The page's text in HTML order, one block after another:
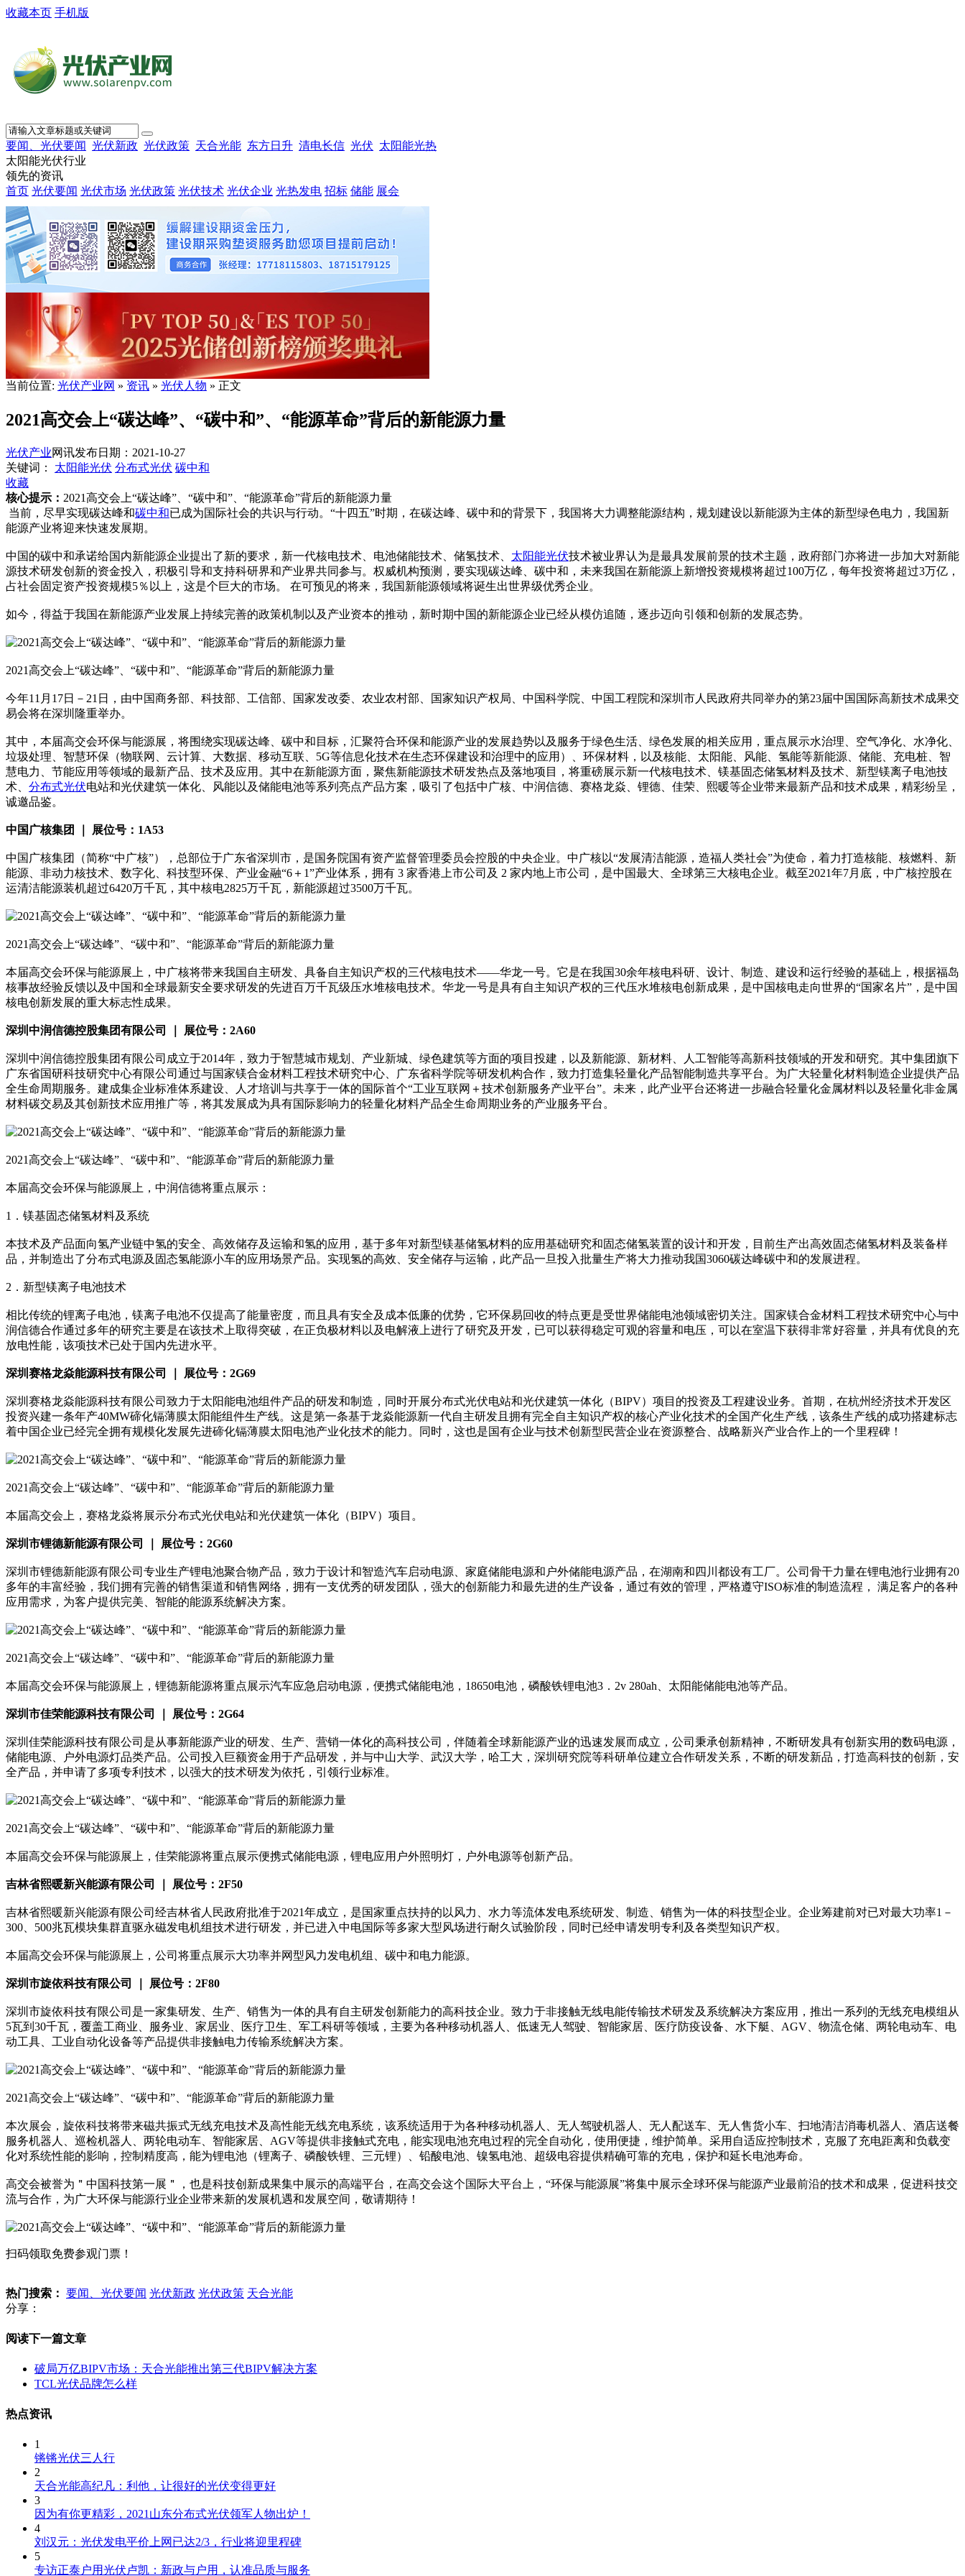
收藏本页 手机版
要闻、光伏要闻 光伏新政 光伏政策 天合光能 东方日升 清电长信 光伏 太阳能光热
太阳能光伏行业
领先的资讯
首页 光伏要闻 光伏市场 光伏政策 光伏技术 光伏企业 光热发电 招标 储能 展会
当前位置: 光伏产业网 » 资讯 » 光伏人物 » 正文
2021高交会上“碳达峰”、“碳中和”、“能源革命”背后的新能源力量
光伏产业网讯发布日期：2021-10-27
关键词： 太阳能光伏 分布式光伏 碳中和
收藏
核心提示： 2021高交会上“碳达峰”、“碳中和”、“能源革命”背后的新能源力量
当前，尽早实现碳达峰和碳中和已成为国际社会的共识与行动。“十四五”时期，在碳达峰、碳中和的背景下，我国将大力调整能源结构，规划建设以新能源为主体的新型绿色电力，我国新
能源产业将迎来快速发展期。
中国的碳中和承诺给国内新能源企业提出了新的要求，新一代核电技术、电池储能技术、储氢技术、 太阳能光伏技术被业界认为是最具发展前景的技术主题，政府部门亦将进一步加大对新能
源技术研发创新的资金投入，积极引导和支持科研界和产业界共同参与。权威机构预测，要实现碳达峰、碳中和，未来我国在新能源上新增投资规模将超过100万亿，每年投资将超过3万亿，
占社会固定资产投资规模5％以上，这是个巨大的市场。 在可预见的将来，我国新能源领域将诞生出世界级优秀企业。
如今，得益于我国在新能源产业发展上持续完善的政策机制以及产业资本的推动，新时期中国的新能源企业已经从模仿追随，逐步迈向引领和创新的发展态势。
2021高交会上“碳达峰”、“碳中和”、“能源革命”背后的新能源力量
今年11月17日－21日，由中国商务部、科技部、工信部、国家发改委、农业农村部、国家知识产权局、中国科学院、中国工程院和深圳市人民政府共同举办的第23届中国国际高新技术成果交
易会将在深圳隆重举办。
其中，本届高交会环保与能源展，将围绕实现碳达峰、碳中和目标，汇聚符合环保和能源产业的发展趋势以及服务于绿色生活、绿色发展的相关应用，重点展示水治理、空气净化、水净化、
垃圾处理、智慧环保（物联网、云计算、大数据、移动互联、5G等信息化技术在生态环保建设和治理中的应用）、环保材料，以及核能、太阳能、风能、氢能等新能源、储能、充电桩、智
慧电力、节能应用等领域的最新产品、技术及应用。其中在新能源方面，聚焦新能源技术研发热点及落地项目，将重磅展示新一代核电技术、镁基固态储氢材料及技术、新型镁离子电池技
术、 分布式光伏电站和光伏建筑一体化、风能以及储能电池等系列亮点产品方案，吸引了包括中广核、中润信德、赛格龙焱、锂德、佳荣、熙暖等企业带来最新产品和技术成果，精彩纷呈，
诚邀品鉴。
中国广核集团 ｜ 展位号：1A53
中国广核集团（简称“中广核”），总部位于广东省深圳市，是国务院国有资产监督管理委员会控股的中央企业。中广核以“发展清洁能源，造福人类社会”为使命，着力打造核能、核燃料、新
能源、非动力核技术、数字化、科技型环保、产业金融“6＋1”产业体系，拥有 3 家香港上市公司及 2 家内地上市公司，是中国最大、全球第三大核电企业。截至2021年7月底，中广核控股在
运清洁能源装机超过6420万千瓦，其中核电2825万千瓦，新能源超过3500万千瓦。
2021高交会上“碳达峰”、“碳中和”、“能源革命”背后的新能源力量
本届高交会环保与能源展上，中广核将带来我国自主研发、具备自主知识产权的三代核电技术——华龙一号。它是在我国30余年核电科研、设计、制造、建设和运行经验的基础上，根据福岛
核事故经验反馈以及中国和全球最新安全要求研发的先进百万千瓦级压水堆核电技术。华龙一号是具有自主知识产权的三代压水堆核电创新成果，是中国核电走向世界的“国家名片”，是中国
核电创新发展的重大标志性成果。
深圳中润信德控股集团有限公司 ｜ 展位号：2A60
深圳中润信德控股集团有限公司成立于2014年，致力于智慧城市规划、产业新城、绿色建筑等方面的项目投建，以及新能源、新材料、人工智能等高新科技领域的开发和研究。其中集团旗下
广东省国研科技研究中心有限公司通过与国家镁合金材料工程技术研究中心、广东省科学院等研发机构合作，致力打造集轻量化产品智能制造共享平台。为广大轻量化材料制造企业提供产品
全生命周期服务。建成集企业标准体系建设、人才培训与共享于一体的国际首个“工业互联网＋技术创新服务产业平台”。未来，此产业平台还将进一步融合轻量化金属材料以及轻量化非金属
材料碳交易及其创新技术应用推广等，将其发展成为具有国际影响力的轻量化材料产品全生命周期业务的产业服务平台。
2021高交会上“碳达峰”、“碳中和”、“能源革命”背后的新能源力量
本届高交会环保与能源展上，中润信德将重点展示：
1．镁基固态储氢材料及系统
本技术及产品面向氢产业链中氢的安全、高效储存及运输和氢的应用，基于多年对新型镁基储氢材料的应用基础研究和固态储氢装置的设计和开发，目前生产出高效固态储氢材料及装备样
品，并制造出了分布式电源及固态氢能源小车的应用场景产品。实现氢的高效、安全储存与运输，此产品一旦投入批量生产将大力推动我国3060碳达峰碳中和的发展进程。
2．新型镁离子电池技术
相比传统的锂离子电池，镁离子电池不仅提高了能量密度，而且具有安全及成本低廉的优势，它环保易回收的特点更是受世界储能电池领域密切关注。国家镁合金材料工程技术研究中心与中
润信德合作通过多年的研究主要是在该技术上取得突破，在正负极材料以及电解液上进行了研究及开发，已可以获得稳定可观的容量和电压，可以在室温下获得非常好容量，并具有优良的充
放电性能，该项技术已处于国内先进水平。
深圳赛格龙焱能源科技有限公司 ｜ 展位号：2G69
深圳赛格龙焱能源科技有限公司致力于太阳能电池组件产品的研发和制造，同时开展分布式光伏电站和光伏建筑一体化（BIPV）项目的投资及工程建设业务。首期，在杭州经济技术开发区
投资兴建一条年产40MW碲化镉薄膜太阳能组件生产线。这是第一条基于龙焱能源新一代自主研发且拥有完全自主知识产权的核心产业化技术的全国产化生产线，该条生产线的成功搭建标志
着中国企业已经完全拥有规模化发展先进碲化镉薄膜太阳电池产业化技术的能力。同时，这也是国有企业与技术创新型民营企业在资源整合、战略新兴产业合作上的一个里程碑！
2021高交会上“碳达峰”、“碳中和”、“能源革命”背后的新能源力量
本届高交会上，赛格龙焱将展示分布式光伏电站和光伏建筑一体化（BIPV）项目。
深圳市锂德新能源有限公司 ｜ 展位号：2G60
深圳市锂德新能源有限公司专业生产锂电池聚合物产品，致力于设计和智造汽车启动电源、家庭储能电源和户外储能电源产品，在湖南和四川都设有工厂。公司骨干力量在锂电池行业拥有20
多年的丰富经验，我们拥有完善的销售渠道和销售网络，拥有一支优秀的研发团队，强大的创新能力和最先进的生产设备，通过有效的管理，严格遵守ISO标准的制造流程， 满足客户的各种
应用需求，为客户提供完美、智能的能源系统解决方案。
2021高交会上“碳达峰”、“碳中和”、“能源革命”背后的新能源力量
本届高交会环保与能源展上，锂德新能源将重点展示汽车应急启动电源，便携式储能电池，18650电池，磷酸铁锂电池3．2v 280ah、太阳能储能电池等产品。
深圳市佳荣能源科技有限公司 ｜ 展位号：2G64
深圳佳荣能源科技有限公司是从事新能源产业的研发、生产、营销一体化的高科技公司，伴随着全球新能源产业的迅速发展而成立，公司秉承创新精神，不断研发具有创新实用的数码电源，
储能电源、户外电源灯品类产品。公司投入巨额资金用于产品研发，并与中山大学、武汉大学，哈工大，深圳研究院等科研单位建立合作研发关系，不断的研发新品，打造高科技的创新，安
全产品，并申请了多项专利技术，以强大的技术研发为依托，引领行业标准。
2021高交会上“碳达峰”、“碳中和”、“能源革命”背后的新能源力量
本届高交会环保与能源展上，佳荣能源将重点展示便携式储能电源，锂电应用户外照明灯，户外电源等创新产品。
吉林省熙暖新兴能源有限公司 ｜ 展位号：2F50
吉林省熙暖新兴能源有限公司经吉林省人民政府批准于2021年成立，是国家重点扶持的以风力、水力等流体发电系统研发、制造、销售为一体的科技型企业。企业筹建前对已对最大功率1－
300、500兆瓦模块集群直驱永磁发电机组技术进行研发，并已进入中电国际等多家大型风场进行耐久试验阶段，同时已经申请发明专利及各类型知识产权。
本届高交会环保与能源展上，公司将重点展示大功率并网型风力发电机组、碳中和电力能源。
深圳市旋依科技有限公司 ｜ 展位号：2F80
深圳市旋依科技有限公司是一家集研发、生产、销售为一体的具有自主研发创新能力的高科技企业。致力于非接触无线电能传输技术研发及系统解决方案应用，推出一系列的无线充电模组从
5瓦到30千瓦，覆盖工商业、服务业、家居业、医疗卫生、军工科研等领域，主要为各种移动机器人、低速无人驾驶、智能家居、医疗防疫设备、水下艇、AGV、物流仓储、两轮电动车、电
动工具、工业自动化设备等产品提供非接触电力传输系统解决方案。
2021高交会上“碳达峰”、“碳中和”、“能源革命”背后的新能源力量
本次展会，旋依科技将带来磁共振式无线充电技术及高性能无线充电系统，该系统适用于为各种移动机器人、无人驾驶机器人、无人配送车、无人售货小车、扫地清洁消毒机器人、酒店送餐
服务机器人、巡检机器人、两轮电动车、智能家居、AGV等提供非接触式充电，能实现电池充电过程的完全自动化，使用便捷，维护简单。采用自适应控制技术，克服了充电距离和负载变
化对系统性能的影响，控制精度高，能为锂电池（锂离子、磷酸铁锂、三元锂）、铅酸电池、镍氢电池、超级电容提供精确可靠的充电，保护和延长电池寿命。
高交会被誉为＂中国科技第一展＂，也是科技创新成果集中展示的高端平台，在高交会这个国际大平台上，“环保与能源展”将集中展示全球环保与能源产业最前沿的技术和成果，促进科技交
流与合作，为广大环保与能源行业企业带来新的发展机遇和发展空间，敬请期待！
扫码领取免费参观门票！
热门搜索： 要闻、光伏要闻 光伏新政 光伏政策 天合光能
分享：
阅读下一篇文章
破局万亿BIPV市场：天合光能推出第三代BIPV解决方案
TCL光伏品牌怎么样
热点资讯
1
锵锵光伏三人行
2
天合光能高纪凡：利他，让很好的光伏变得更好
3
因为有你更精彩，2021山东分布式光伏领军人物出炉！
4
刘汉元：光伏发电平价上网已达2/3，行业将迎里程碑
5
专访正泰户用光伏卢凯：新政与户用，认准品质与服务